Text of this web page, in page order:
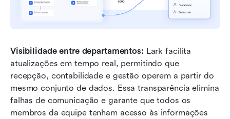
Visibilidade entre departamentos: Lark facilita
atualizações em tempo real, permitindo que
recepção, contabilidade e gestão operem a partir do
mesmo conjunto de dados. Essa transparência elimina
falhas de comunicação e garante que todos os
membros da equipe tenham acesso às informações